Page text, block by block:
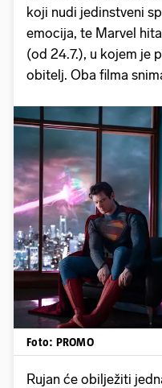
koji nudi jedinstveni
emocija, te Marvel
(od 24.7.), u kojem je
obitelj. Oba filma
Foto: PROMO
Rujan će obilježiti